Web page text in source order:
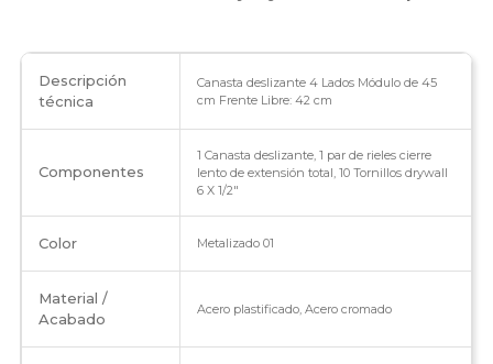
Descripción
técnica
Canasta deslizante 4 Lados Módulo de 45
cm Frente Libre: 42 cm
Componentes
1 Canasta deslizante, 1 par de rieles cierre
lento de extensión total, 10 Tornillos drywall
6 X 1/2"
Color Metalizado 01
Material /
Acabado
Acero plastificado, Acero cromado